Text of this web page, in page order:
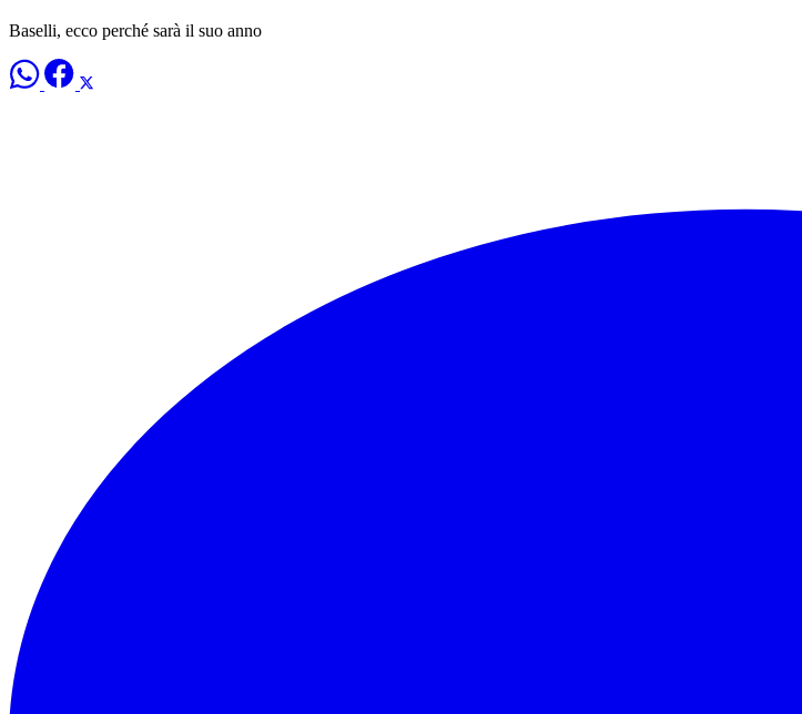
Baselli, ecco perché sarà il suo anno